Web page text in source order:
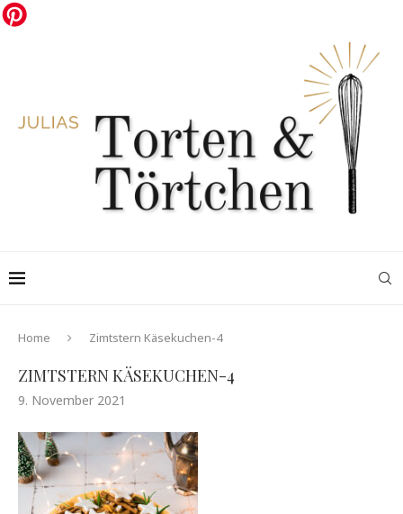
Home Zimtstern Käsekuchen-4
ZIMTSTERN KÄSEKUCHEN-4
9. November 2021